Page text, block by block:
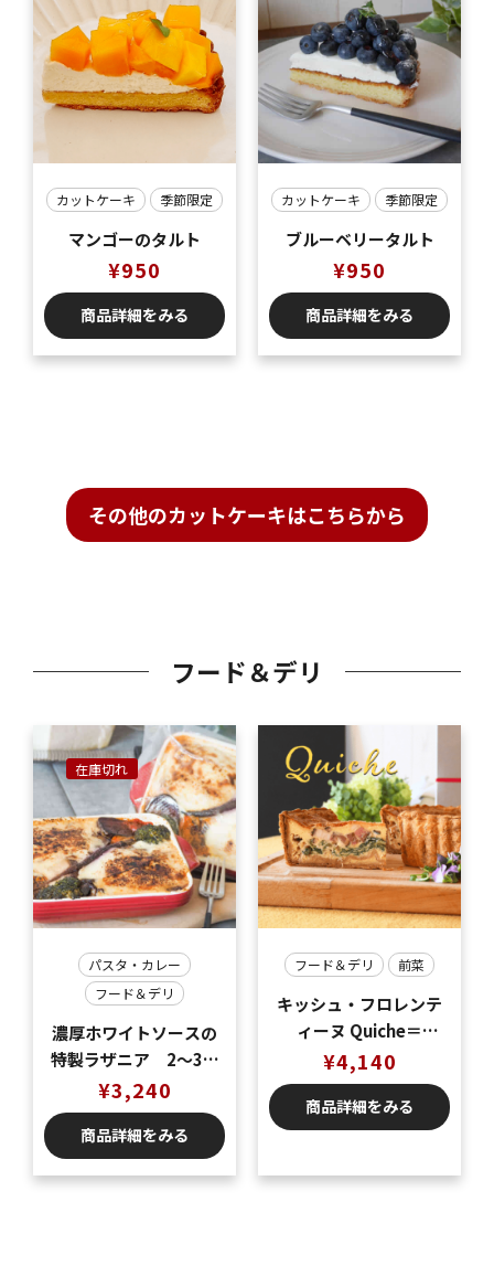
カットケーキ 季節限定
マンゴーのタルト
¥950
商品詳細をみる
カットケーキ 季節限定
ブルーベリータルト
¥950
商品詳細をみる
その他のカットケーキはこちらから
フード＆デリ
在庫切れ
パスタ・カレー
フード＆デリ
濃厚ホワイトソースの
特製ラザニア 2〜3名
様分
¥3,240
商品詳細をみる
フード＆デリ 前菜
キッシュ・フロレンテ
ィーヌ Quiche＝
Florentine（ベーコン
とほうれん草のキッシ
ュ）
¥4,140
商品詳細をみる